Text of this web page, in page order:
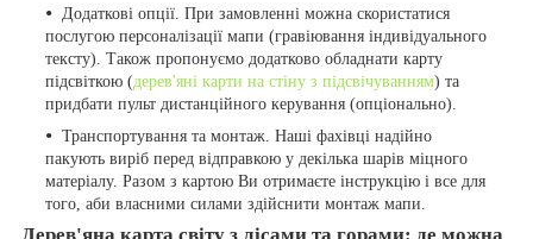
Додаткові опції. При замовленні можна скористатися
послугою персоналізації мапи (гравіювання індивідуального
тексту). Також пропонуємо додатково обладнати карту
підсвіткою (дерев'яні карти на стіну з підсвічуванням) та
придбати пульт дистанційного керування (опціонально).
Транспортування та монтаж. Наші фахівці надійно
пакують виріб перед відправкою у декілька шарів міцного
матеріалу. Разом з картою Ви отримаєте інструкцію і все для
того, аби власними силами здійснити монтаж мапи.